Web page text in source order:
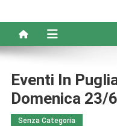
Eventi In
Domenica 23/6
Senza Categoria